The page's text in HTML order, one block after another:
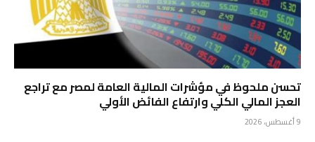
تحسن ملحوظ في مؤشرات المالية العامة لمصر مع تراجع
العجز المالي الكلي وارتفاع الفائض الأولي
9 أغسطس، 2026